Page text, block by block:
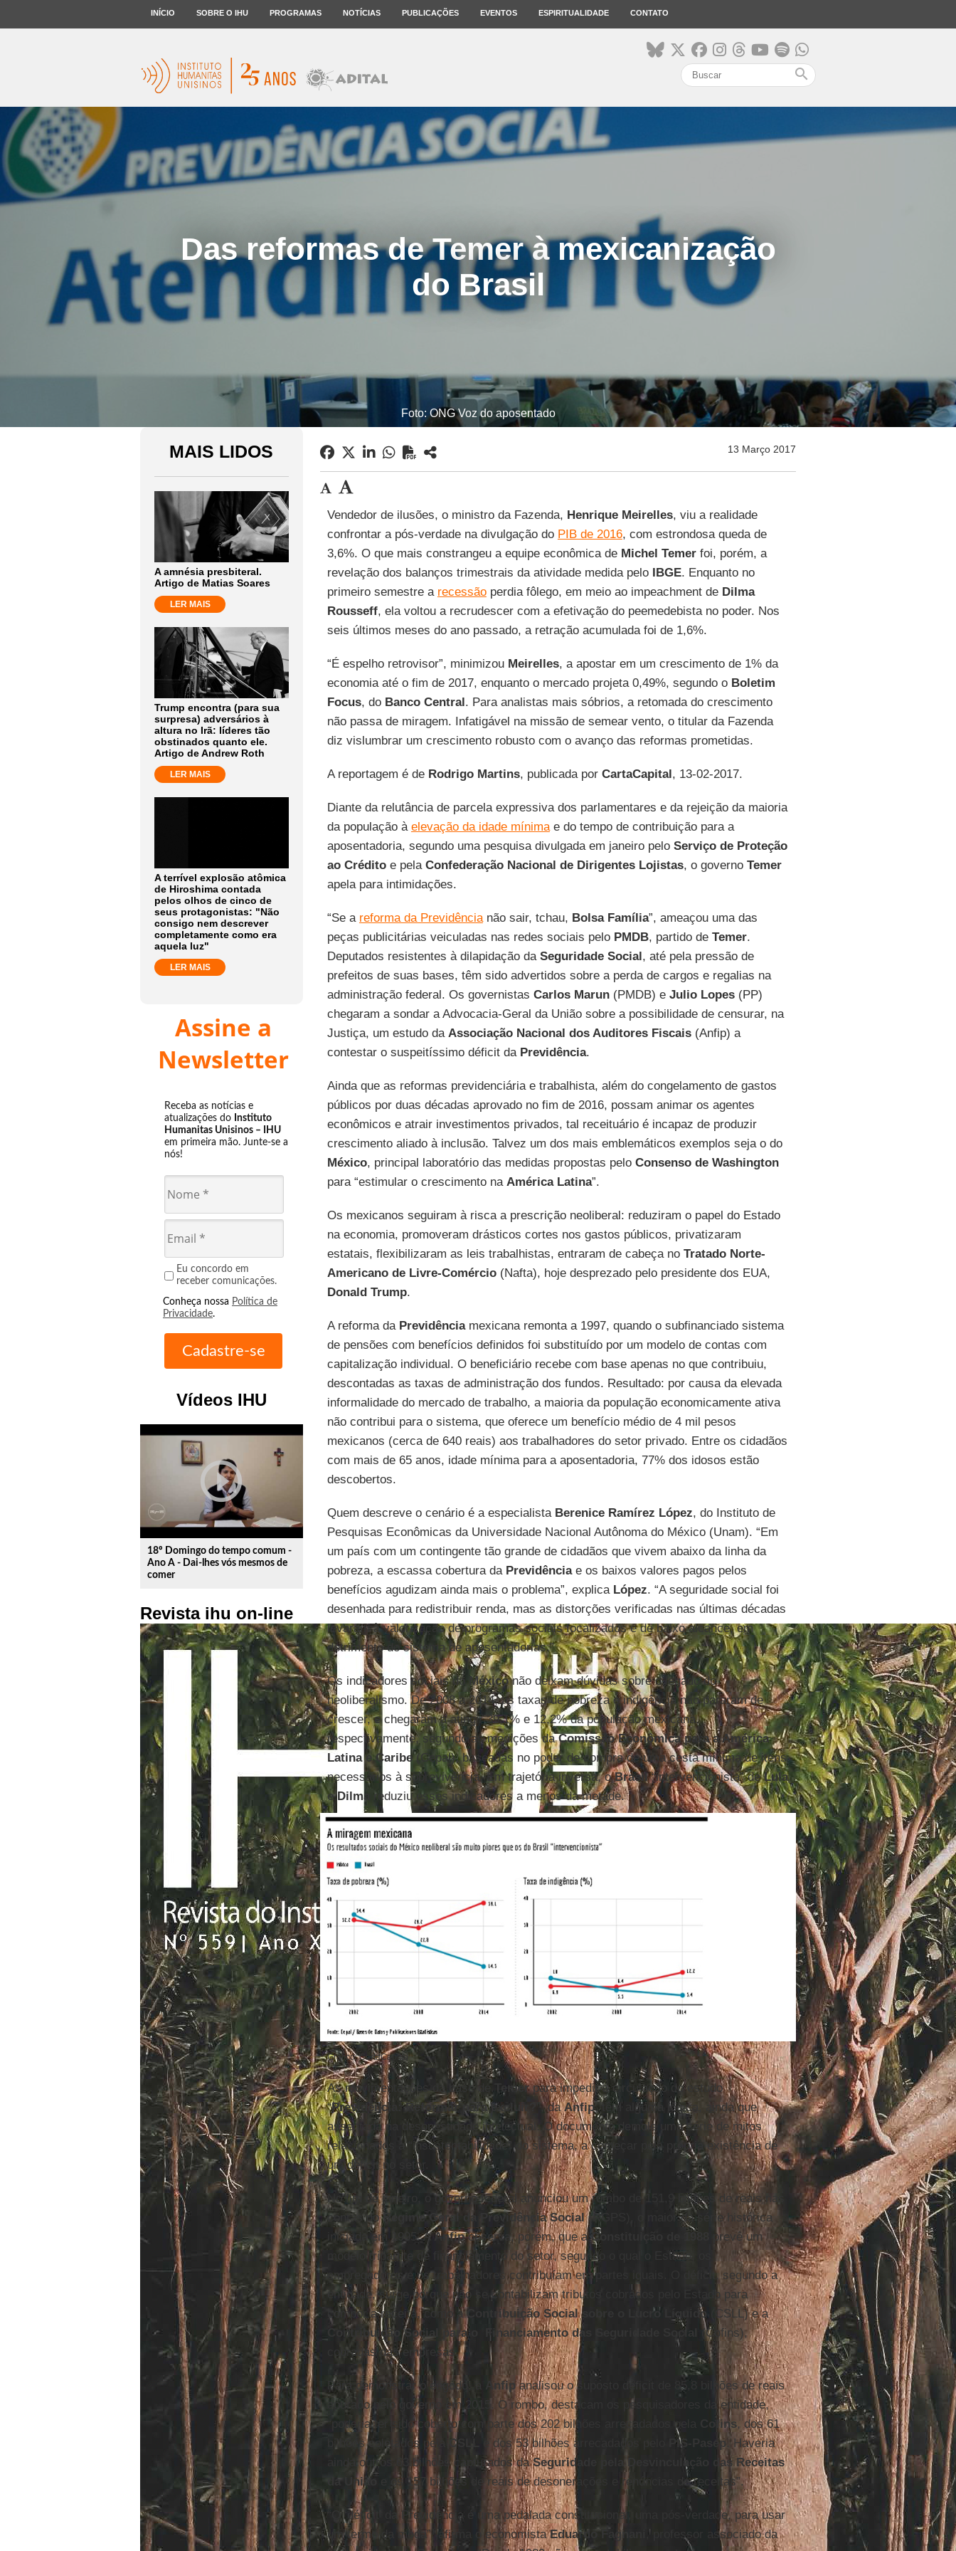
INÍCIO SOBRE O IHU PROGRAMAS NOTÍCIAS PUBLICAÇÕES EVENTOS ESPIRITUALIDADE CONTATO
search
Das reformas de Temer à mexicanização
do Brasil
Foto: ONG Voz do aposentado
MAIS LIDOS
A amnésia presbiteral.
Artigo de Matias Soares
LER MAIS
Trump encontra (para sua
surpresa) adversários à
altura no Irã: líderes tão
obstinados quanto ele.
Artigo de Andrew Roth
LER MAIS
A terrível explosão atômica
de Hiroshima contada
pelos olhos de cinco de
seus protagonistas: "Não
consigo nem descrever
completamente como era
aquela luz"
LER MAIS
Assine a
Newsletter
Receba as notícias e
atualizações do Instituto
Humanitas Unisinos – IHU
em primeira mão. Junte-se a
nós!
Eu concordo em
receber comunicações.
Conheça nossa Política de
Privacidade.
Vídeos IHU
play_circle_outline
18º Domingo do tempo comum -
Ano A - Dai-lhes vós mesmos de
comer
Revista ihu on-line
13 Março 2017
Vendedor de ilusões, o ministro da Fazenda, Henrique Meirelles, viu a realidade
confrontar a pós-verdade na divulgação do PIB de 2016, com estrondosa queda de
3,6%. O que mais constrangeu a equipe econômica de Michel Temerfoi, porém, a
revelação dos balanços trimestrais da atividade medida pelo IBGE. Enquanto no
primeiro semestre a recessãoperdia fôlego, em meio ao impeachment de Dilma
Rousseff, ela voltou a recrudescer com a efetivação do peemedebista no poder. Nos
seis últimos meses do ano passado, a retração acumulada foi de 1,6%.
“É espelho retrovisor”, minimizou Meirelles, a apostar em um crescimento de 1% da
economia até o fim de 2017, enquanto o mercado projeta 0,49%, segundo o Boletim
Focus, do Banco Central. Para analistas mais sóbrios, a retomada do crescimento
não passa de miragem. Infatigável na missão de semear vento, o titular da Fazenda
diz vislumbrar um crescimento robusto com o avanço das reformas prometidas.
A reportagem é de Rodrigo Martins, publicada por CartaCapital, 13-02-2017.
Diante da relutância de parcela expressiva dos parlamentares e da rejeição da maioria
da população à elevação da idade mínimae do tempo de contribuição para a
aposentadoria, segundo uma pesquisa divulgada em janeiro pelo Serviço de Proteção
ao Créditoe pela Confederação Nacional de Dirigentes Lojistas, o governo Temer
apela para intimidações.
“Se a reforma da Previdêncianão sair, tchau, Bolsa Família”, ameaçou uma das
peças publicitárias veiculadas nas redes sociais pelo PMDB, partido de Temer.
Deputados resistentes à dilapidação da Seguridade Social, até pela pressão de
prefeitos de suas bases, têm sido advertidos sobre a perda de cargos e regalias na
administração federal. Os governistas Carlos Marun(PMDB) e Julio Lopes(PP)
chegaram a sondar a Advocacia-Geral da União sobre a possibilidade de censurar, na
Justiça, um estudo da Associação Nacional dos Auditores Fiscais(Anfip) a
contestar o suspeitíssimo déficit da Previdência.
Ainda que as reformas previdenciária e trabalhista, além do congelamento de gastos
públicos por duas décadas aprovado no fim de 2016, possam animar os agentes
econômicos e atrair investimentos privados, tal receituário é incapaz de produzir
crescimento aliado à inclusão. Talvez um dos mais emblemáticos exemplos seja o do
México, principal laboratório das medidas propostas pelo Consenso de Washington
para “estimular o crescimento na América Latina”.
Os mexicanos seguiram à risca a prescrição neoliberal: reduziram o papel do Estado
na economia, promoveram drásticos cortes nos gastos públicos, privatizaram
estatais, flexibilizaram as leis trabalhistas, entraram de cabeça no Tratado Norte-
Americano de Livre-Comércio(Nafta), hoje desprezado pelo presidente dos EUA,
Donald Trump.
A reforma da Previdênciamexicana remonta a 1997, quando o subfinanciado sistema
de pensões com benefícios definidos foi substituído por um modelo de contas com
capitalização individual. O beneficiário recebe com base apenas no que contribuiu,
descontadas as taxas de administração dos fundos. Resultado: por causa da elevada
informalidade do mercado de trabalho, a maioria da população economicamente ativa
não contribui para o sistema, que oferece um benefício médio de 4 mil pesos
mexicanos (cerca de 640 reais) aos trabalhadores do setor privado. Entre os cidadãos
com mais de 65 anos, idade mínima para a aposentadoria, 77% dos idosos estão
descobertos.
Quem descreve o cenário é a especialista Berenice Ramírez López, do Instituto de
Pesquisas Econômicas da Universidade Nacional Autônoma do México (Unam). “Em
um país com um contingente tão grande de cidadãos que vivem abaixo da linha da
pobreza, a escassa cobertura da Previdênciae os baixos valores pagos pelos
benefícios agudizam ainda mais o problema”, explica López. “A seguridade social foi
desenhada para redistribuir renda, mas as distorções verificadas nas últimas décadas
levaram à valorização de programas sociais focalizados e de baixo alcance, em
detrimento do sistema de aposentadorias.”
Os indicadores sociais do Méxiconão deixam dúvidas sobre o legado do
neoliberalismo. De 2008 a 2014, as taxas de pobreza e indigência não pararam de
crescer, e chegaram a atingir 39,1% e 12,2% da população mexicana,
respectivamente, segundo as medições daComissão Econômica para a América
Latina e Caribe(Cepal), baseadas no poder de compra de uma cesta mínima de itens
necessários à sobrevivência. Em trajetória inversa, oBrasil“intervencionista” deLula
eDilma reduziu esses indicadores a menos da metade.
Gráfico: CartaCapital
As movimentações da base de Temerpara impedir a circulação do estudo
“Previdência: Reformar para excluir? ”, daAnfip, têm alguma lógica, ainda que
assentada na desonestidade intelectual. O documento demole uma série de mitos
relacionados à “insustentabilidade” do sistema, a começar pela própria existência de
um déficit no setor.
No fim de janeiro, o governo federal anunciou um rombo de 151,9 bilhões de reais nas
contas doRegime Geral da Previdência Social(RGPS), o maior da série histórica
iniciada em 1995. AAnfipobserva, porém, que aConstituição de 1988
prevê um
modelo tripartite de financiamento do setor, segundo o qual o Estado, os
empregadores e os trabalhadores contribuíam em partes iguais. O déficit, segundo a
entidade, surge porque não se contabilizam tributos cobrados pelo Estado para
compor a receita, como aContribuição Social sobre o Lucro Líquido
(CSLL) e a
Contribuição Social para o Financiamento das Seguridade Social
(Cofins),
cobradas das empresas.
Para demonstrar o engodo, a Anfipanalisou o suposto déficit de 85,8 bilhões de reais
apurado pelo governo em 2015. O rombo, destacam os pesquisadores da entidade,
“poderia ter sido coberto com parte dos 202 bilhões arrecadados pela
Cofins, dos 61
bilhões coletados pela
CSLL e dos 53 bilhões arrecadados pelo PIS-Pasep . Haveria
ainda outros 63 bilhões capturados daSeguridade pela Desvinculação das Receitas
da União
e os 157 bilhões de reais de desonerações e renúncias de receitas”.
“O ‘déficit’ da Previdência é uma pedalada constitucional, uma pós-verdade, para usar
um termo da moda”, afirma o economistaEduardo Fagnani
, professor associado da